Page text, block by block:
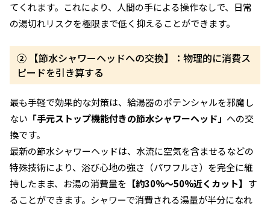
てくれます。これにより、人間の手による操作なしで、日常
の湯切れリスクを極限まで低く抑えることができます。
② 【節水シャワーヘッドへの交換】：物理的に消費ス
ピードを引き算する
最も手軽で効果的な対策は、給湯器のポテンシャルを邪魔し
ない 「手元ストップ機能付きの節水シャワーヘッド」 への交
換です。
最新の節水シャワーヘッドは、水流に空気を含ませるなどの
特殊技術により、浴び心地の強さ（パワフルさ）を完全に維
持したまま、お湯の消費量を 【約30%〜50%近くカット】 す
ることができます。シャワーで消費される湯量が半分になれ